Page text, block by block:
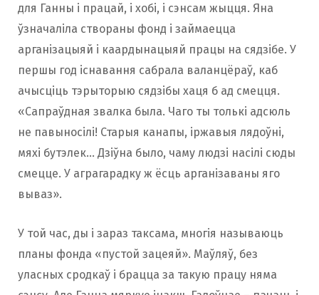
для Ганны і працай, і хобі, і сэнсам жыцця. Яна
ўзначаліла створаны фонд і займаецца
арганізацыяй і каардынацыяй працы на сядзібе. У
першы год існавання сабрала валанцёраў, каб
ачысціць тэрыторыю сядзібы хаця б ад смецця.
«Сапраўдная звалка была. Чаго ты толькі адсюль
не павыносілі! Старыя канапы, іржавыя лядоўні,
мяхі бутэлек… Дзіўна было, чаму людзі насілі сюды
смецце. У аграгарадку ж ёсць арганізаваны яго
вываз».
У той час, ды і зараз таксама, многія называюць
планы фонда «пустой зацеяй». Маўляў, без
уласных сродкаў і брацца за такую працу няма